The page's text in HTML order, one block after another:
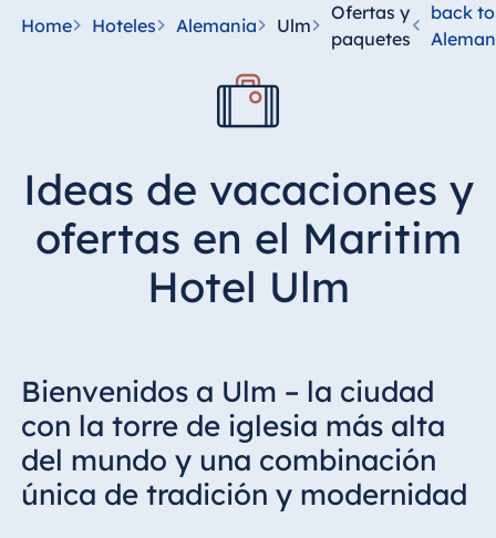
Hotel Bad
Berlin
Hotel Bonn
Hotel Bremen
Hotel Darmstadt
Hotel Frankfurt
Hotel am
Schlossgarten
Fulda
Airport Hotel
Home Hoteles Alemania Ulm
Ofertas y
paquetes
back to
Ideas de vacaciones y
ofertas en el Maritim
Hotel Ulm
Bienvenidos a Ulm – la ciudad
con la torre de iglesia más alta
del mundo y una combinación
única de tradición y modernidad